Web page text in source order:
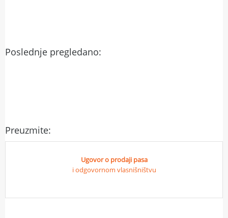
Poslednje pregledano:
Preuzmite:
Ugovor o prodaji pasa
i odgovornom vlasnišništvu